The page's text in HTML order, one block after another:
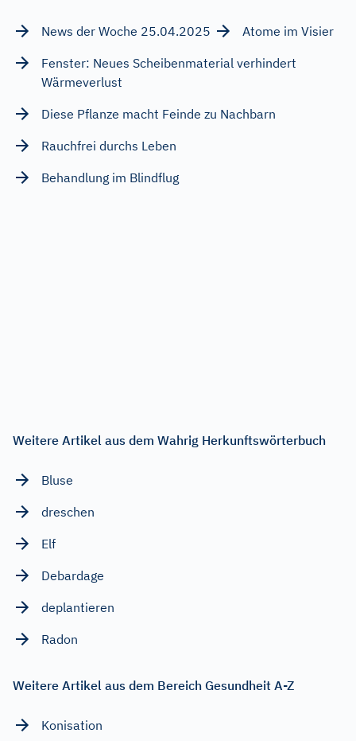
News der Woche 25.04.2025
Atome im Visier
Fenster: Neues Scheibenmaterial verhindert
Wärmeverlust
Diese Pflanze macht Feinde zu Nachbarn
Rauchfrei durchs Leben
Behandlung im Blindflug
Weitere Artikel aus dem Wahrig Herkunftswörterbuch
Bluse
dreschen
Elf
Debardage
deplantieren
Radon
Weitere Artikel aus dem Bereich Gesundheit A-Z
Konisation